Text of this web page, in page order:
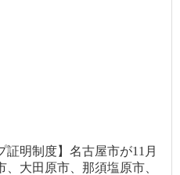
証明制度】名古屋市が11月
大田原市、那須塩原市、